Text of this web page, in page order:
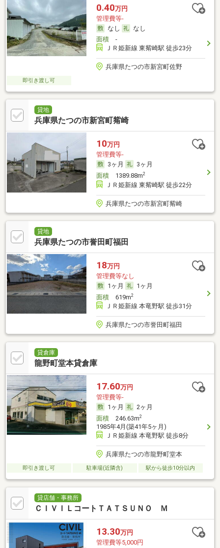
0.40万円
管理費等-
なし
なし
面積-
ＪＲ姫新線 東觜崎駅 徒歩23分
兵庫県たつの市新宮町佐野
即引き渡し可
貸地
兵庫県たつの市新宮町觜崎
10万円
管理費等-
3ヶ月
3ヶ月
面積1389.88m2
ＪＲ姫新線 東觜崎駅 徒歩22分
兵庫県たつの市新宮町觜崎
貸地
兵庫県たつの市誉田町福田
18万円
管理費等なし
1ヶ月
1ヶ月
面積619m2
ＪＲ姫新線 本竜野駅 徒歩31分
兵庫県たつの市誉田町福田
貸倉庫
龍野町堂本貸倉庫
17.60万円
管理費等-
1ヶ月
2ヶ月
面積246.63m2
1985年4月(築41年5ヶ月)
ＪＲ姫新線 本竜野駅 徒歩8分
兵庫県たつの市龍野町堂本
即引き渡し可 駐車場(近隣含) 駅から徒歩10分以内
貸店舗・事務所
ＣＩＶＩＬコートＴＡＴＳＵＮＯ Ｍ
13.30万円
管理費等5,000円